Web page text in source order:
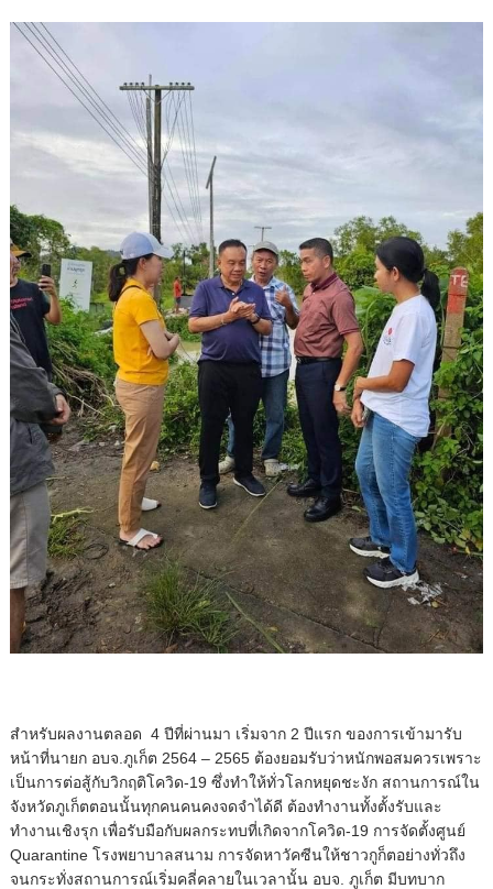
สำหรับผลงานตลอด 4 ปีที่ผ่านมา เริ่มจาก 2 ปีแรก ของการเข้ามารับ
หน้าที่นายก อบจ.ภูเก็ต 2564 – 2565 ต้องยอมรับว่าหนักพอสมควรเพราะ
เป็นการต่อสู้กับวิกฤติโควิด-19 ซึ่งทำให้ทั่วโลกหยุดชะงัก สถานการณ์ใน
จังหวัดภูเก็ตตอนนั้นทุกคนคนคงจดจำได้ดี ต้องทำงานทั้งตั้งรับและ
ทำงานเชิงรุก เพื่อรับมือกับผลกระทบที่เกิดจากโควิด-19 การจัดตั้งศูนย์
Quarantine โรงพยาบาลสนาม การจัดหาวัคซีนให้ชาวกูก็ตอย่างทั่วถึง
จนกระทั่งสถานการณ์เริ่มคลี่คลายในเวลานั้น อบจ. ภูเก็ต มีบทบาก